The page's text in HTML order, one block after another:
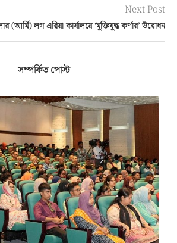
Next Post
(আর্মি) লগ এরিয়া কার্যালয়ে ‘মুক্তিযুদ্ধ কর্ণার’ উদ্বোধন
সম্পর্কিত পোস্ট